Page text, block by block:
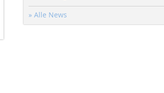
» Alle News